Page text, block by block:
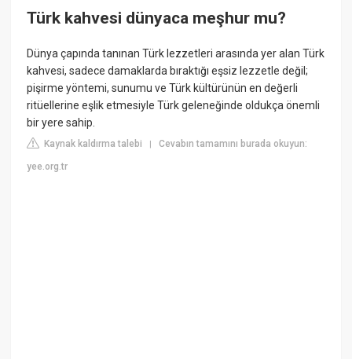
Türk kahvesi dünyaca meşhur mu?
Dünya çapında tanınan Türk lezzetleri arasında yer alan Türk
kahvesi, sadece damaklarda bıraktığı eşsiz lezzetle değil;
pişirme yöntemi, sunumu ve Türk kültürünün en değerli
ritüellerine eşlik etmesiyle Türk geleneğinde oldukça önemli
bir yere sahip.
Kaynak kaldırma talebi |Cevabın tamamını burada okuyun:
yee.org.tr